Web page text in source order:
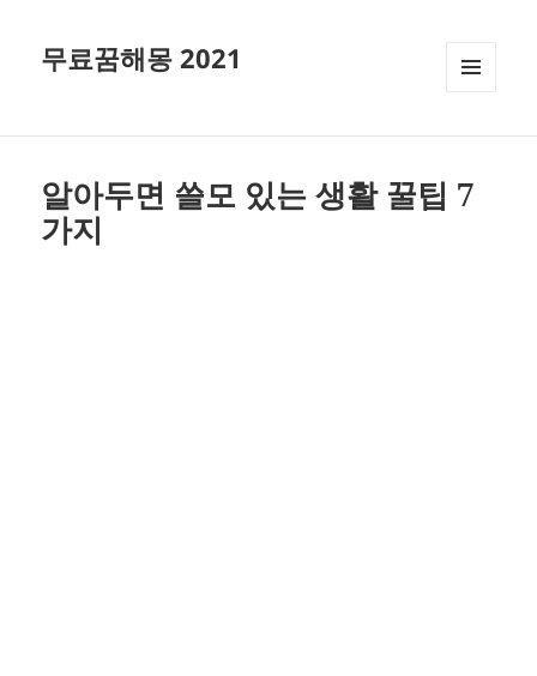
무료꿈해몽 2021
알아두면 쓸모 있는 생활 꿀팁 7
가지